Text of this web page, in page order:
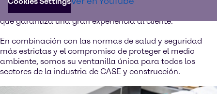
que garantiza una gran experiencia al cliente.
En combinación con las normas de salud y seguridad
más estrictas y el compromiso de proteger el medio
ambiente, somos su ventanilla única para todos los
sectores de la industria de CASE y construcción.